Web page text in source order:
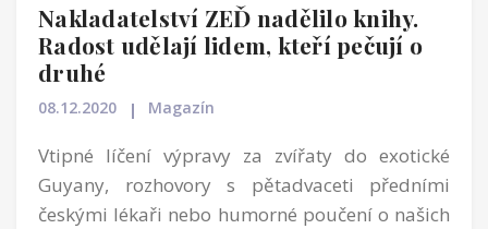
Nakladatelství ZEĎ nadělilo knihy.
Radost udělají lidem, kteří pečují o
druhé
08.12.2020 Magazín
Vtipné líčení výpravy za zvířaty do exotické
Guyany, rozhovory s pětadvaceti předními
českými lékaři nebo humorné poučení o našich